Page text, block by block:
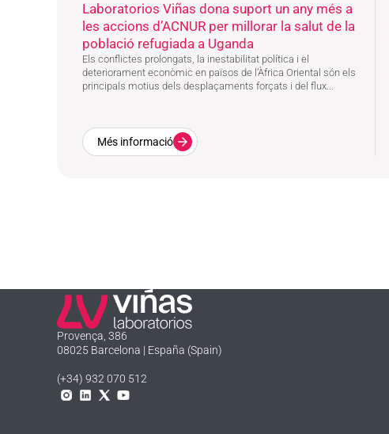
Laboratorios Viñas dona suport un any més a
les accions d’ACNUR per millorar la salut de la
població refugiada a Uganda
Els conflictes prolongats, la inestabilitat política i el
deteriorament econòmic en països de l’Àfrica Oriental són els
principals motius dels desplaçaments forçats i del flux...
Més informació
Laboratorios Viñas
Provença, 386
08025 Barcelona | España (Spain)
(+34) 932 070 512
Instagram
Linkedln
X YouTube